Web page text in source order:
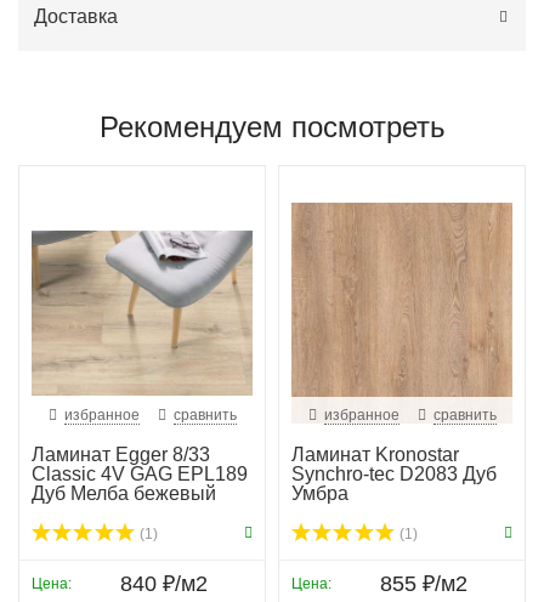
Доставка
Рекомендуем посмотреть
избранное сравнить
Ламинат Egger 8/33
Classic 4V GAG EPL189
Дуб Мелба бежевый
(1)
Цена: 840 ₽/м2
избранное сравнить
Ламинат Kronostar
Synchro-tec D2083 Дуб
Умбра
(1)
Цена: 855 ₽/м2